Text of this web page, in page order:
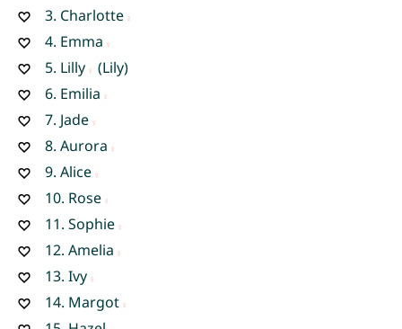
3. Charlotte
4. Emma
5. Lilly
(Lily)
6. Emilia
7. Jade
8. Aurora
9. Alice
10. Rose
11. Sophie
12. Amelia
13. Ivy
14. Margot